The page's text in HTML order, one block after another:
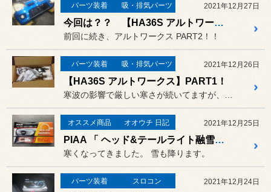
パーツ装着 吸・排気パーツ 2021年12月27日
今回は？？ 【HA36S アルトワークス】PART2!
前回に続き、アルトワークス PART2！！
パーツ装着 吸・排気パーツ 2021年12月26日
【HA36S アルトワークス】PART1！
オススメ商品 オオウチ 日記 2021年12月25日
PIAA 「 ヘッド&テールライト融雪ヒーター 」NISSAN「 NV350 」に取り付け
寒くなってきました。 雪も降ります。
パーツ装着 スロコン 2021年12月24日